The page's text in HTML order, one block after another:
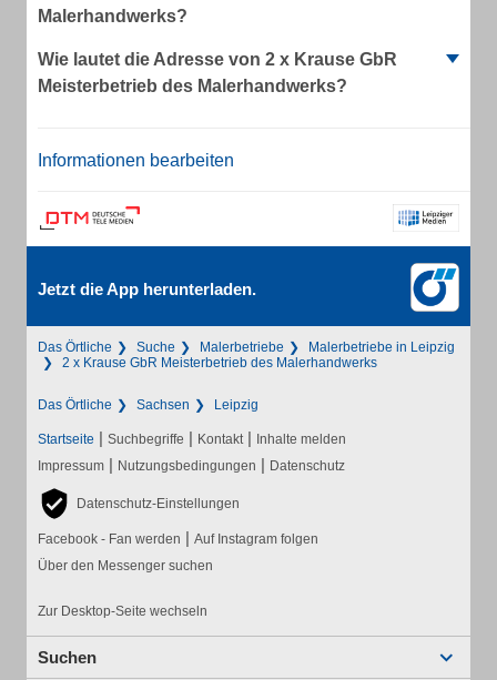
Malerhandwerks?
Wie lautet die Adresse von 2 x Krause GbR
Meisterbetrieb des Malerhandwerks?
Informationen bearbeiten
Jetzt die App herunterladen.
Das Örtliche Suche Malerbetriebe
Malerbetriebe in Leipzig
2 x Krause GbR Meisterbetrieb des Malerhandwerks
Das Örtliche Sachsen Leipzig
Startseite | Suchbegriffe | Kontakt | Inhalte melden
Impressum | Nutzungsbedingungen | Datenschutz
Datenschutz-Einstellungen
Facebook - Fan werden | Auf Instagram folgen
Über den Messenger suchen
Zur Desktop-Seite wechseln
Suchen